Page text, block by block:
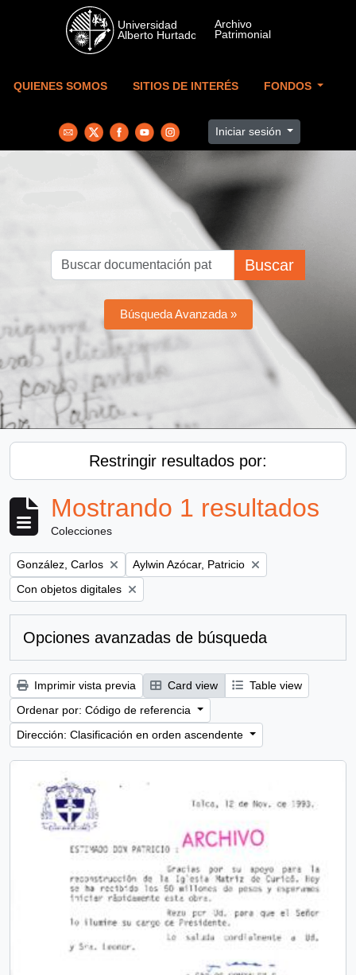
Skip to main content
QUIENES SOMOS SITIOS DE INTERÉS FONDOS
Iniciar sesión
Buscar
Búsqueda Avanzada »
Restringir resultados por:
Mostrando 1 resultados
Colecciones
Remove filter:
González, Carlos Remove filter:
Aylwin Azócar, Patricio
Remove filter:
Con objetos digitales
Opciones avanzadas de búsqueda
Imprimir vista previa Card view
Table view
Ordenar por: Código de referencia
Dirección: Clasificación en orden ascendente